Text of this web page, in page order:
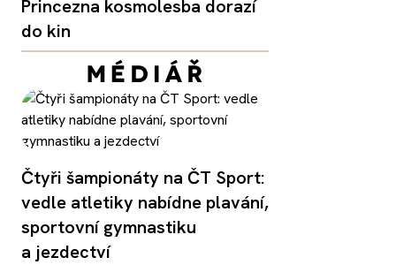
Princezna kosmolesba dorazí
do kin
Čtyři šampionáty na ČT Sport:
vedle atletiky nabídne plavání,
sportovní gymnastiku
a jezdectví